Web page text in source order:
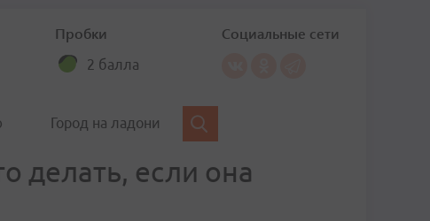
Пробки
2 балла
Социальные сети
Город на ладони
делать, если она